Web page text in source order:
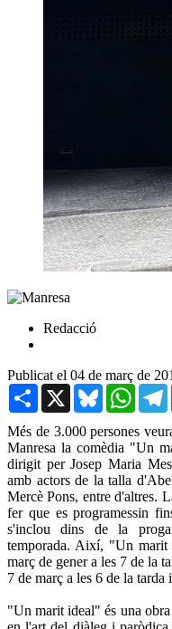
Redacció
Publicat el 04 de març de
Share X Bluesky
Més de 3.000 persones
Manresa la comèdia "Un
dirigit per Josep Maria
amb actors de la talla
Mercè Pons, entre d'altres.
fer que es programessin
s'inclou dins de la
temporada. Així, "Un marit
març de gener a les 7 de la
7 de març a les 6 de la tarda
"Un marit ideal" és una